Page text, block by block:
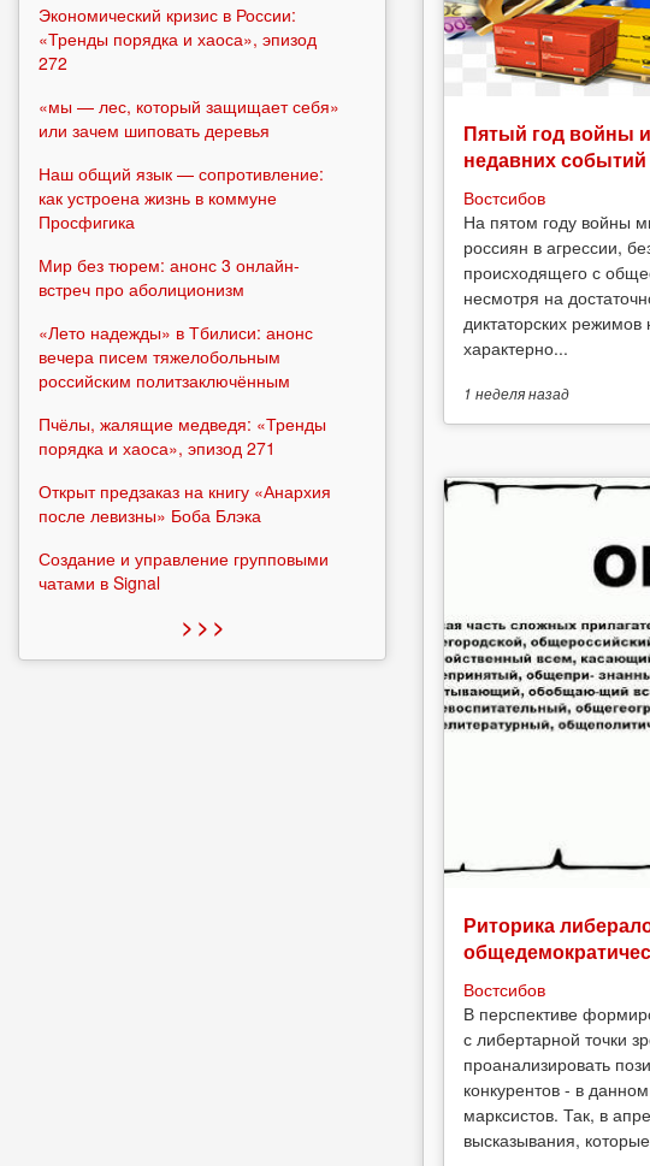
Пятый год войны
недавних событий
Востсибов
На пятом году войны
россиян в агрессии,
происходящего с
несмотря на
диктаторских
характерно...
1 неделяназад
Риторика
Востсибов
В перспективе
с либертарной точки
проанализировать
конкурентов - в
марксистов. Так, в
высказывания,
Экономический кризис в России:
«Тренды порядка и хаоса», эпизод
272
«мы — лес, который защищает себя»
или зачем шиповать деревья
Наш общий язык — сопротивление:
как устроена жизнь в коммуне
Просфигика
Мир без тюрем: анонс 3 онлайн-
встреч про аболиционизм
«Лето надежды» в Тбилиси: анонс
вечера писем тяжелобольным
российским политзаключённым
Пчёлы, жалящие медведя: «Тренды
порядка и хаоса», эпизод 271
Открыт предзаказ на книгу «Анархия
после левизны» Боба Блэка
Создание и управление групповыми
чатами в Signal
> > >